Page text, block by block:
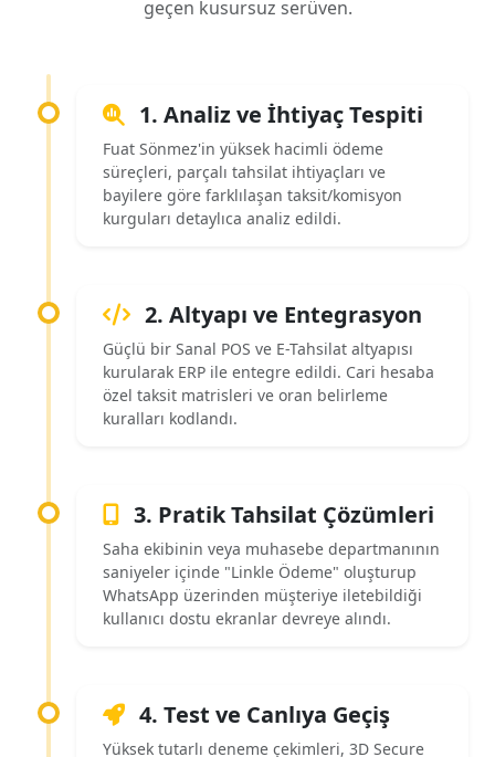
geçen kusursuz serüven.
1. Analiz ve İhtiyaç Tespiti
Fuat Sönmez'in yüksek hacimli ödeme
süreçleri, parçalı tahsilat ihtiyaçları ve
bayilere göre farklılaşan taksit/komisyon
kurguları detaylıca analiz edildi.
2. Altyapı ve Entegrasyon
Güçlü bir Sanal POS ve E-Tahsilat altyapısı
kurularak ERP ile entegre edildi. Cari hesaba
özel taksit matrisleri ve oran belirleme
kuralları kodlandı.
3. Pratik Tahsilat Çözümleri
Saha ekibinin veya muhasebe departmanının
saniyeler içinde "Linkle Ödeme" oluşturup
WhatsApp üzerinden müşteriye iletebildiği
kullanıcı dostu ekranlar devreye alındı.
4. Test ve Canlıya Geçiş
Yüksek tutarlı deneme çekimleri, 3D Secure